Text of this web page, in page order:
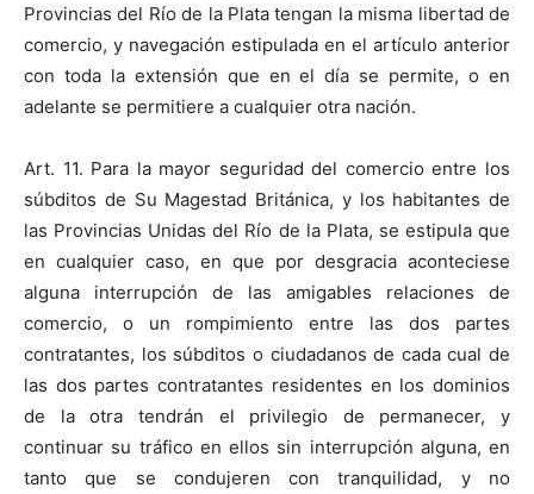
Provincias del Río de la Plata tengan la misma libertad de
comercio, y navegación estipulada en el artículo anterior
con toda la extensión que en el día se permite, o en
adelante se permitiere a cualquier otra nación.
Art. 11. Para la mayor seguridad del comercio entre los
súbditos de Su Magestad Británica, y los habitantes de
las Provincias Unidas del Río de la Plata, se estipula que
en cualquier caso, en que por desgracia aconteciese
alguna interrupción de las amigables relaciones de
comercio, o un rompimiento entre las dos partes
contratantes, los súbditos o ciudadanos de cada cual de
las dos partes contratantes residentes en los dominios
de la otra tendrán el privilegio de permanecer, y
continuar su tráfico en ellos sin interrupción alguna, en
tanto que se condujeren con tranquilidad, y no